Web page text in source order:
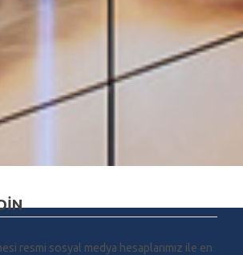
resmi sosyal medya hesaplarımız ile en